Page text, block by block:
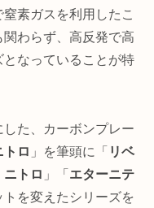
素ガスを利用したこ
わらず、高反発で高
なっていることが特
た、カーボンプレー
トロ 」を筆頭に「 リベ
ニトロ 」「 エターニテ
トを変えたシリーズを